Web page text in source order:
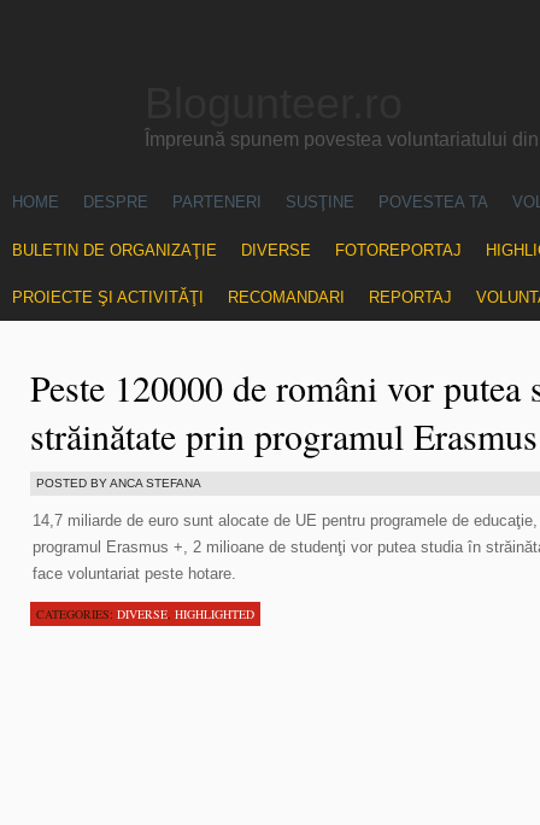
Împreună spunem povestea voluntariatului
HOME DESPRE PARTENERI SUSŢINE POVESTEA TA
BULETIN DE ORGANIZAŢIE DIVERSE FOTOREPORTAJ
PROIECTE ŞI ACTIVITĂŢI RECOMANDARI REPORTAJ
Peste 120000 de români vor putea
străinătate prin programul
POSTED BY ANCA STEFANA
14,7 miliarde de euro sunt alocate de UE pentru programele de
programul Erasmus +, 2 milioane de studenţi vor putea studia în
face voluntariat peste hotare.
CATEGORIES: DIVERSE, HIGHLIGHTED